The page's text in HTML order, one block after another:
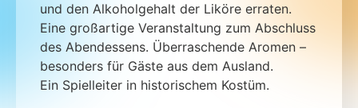
und den Alkoholgehalt der Liköre erraten.
Eine großartige Veranstaltung zum Abschluss
des Abendessens. Überraschende Aromen –
besonders für Gäste aus dem Ausland.
Ein Spielleiter in historischem Kostüm.